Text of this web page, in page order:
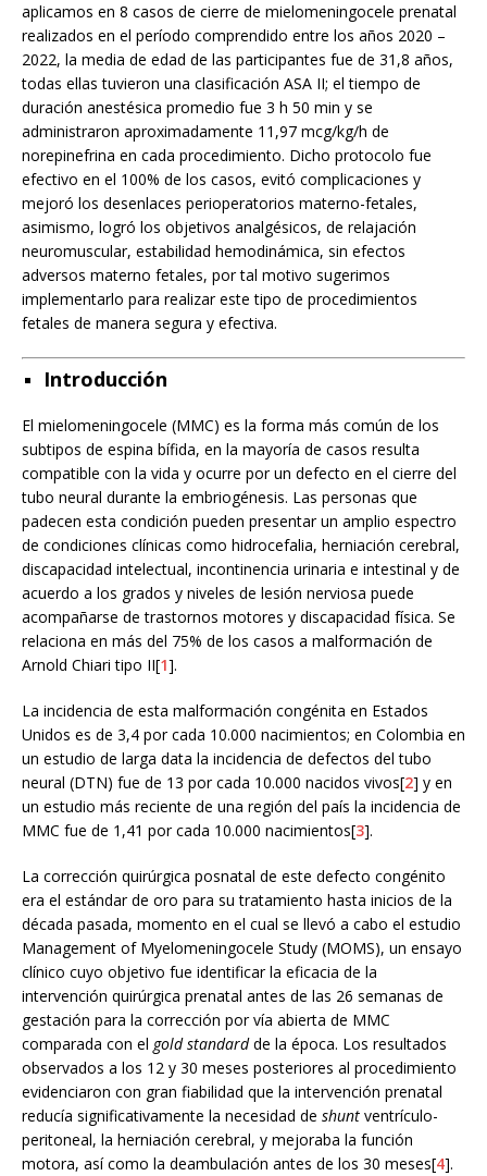
aplicamos en 8 casos de cierre de mielomeningocele prenatal
realizados en el período comprendido entre los años 2020 –
2022, la media de edad de las participantes fue de 31,8 años,
todas ellas tuvieron una clasificación ASA II; el tiempo de
duración anestésica promedio fue 3 h 50 min y se
administraron aproximadamente 11,97 mcg/kg/h de
norepinefrina en cada procedimiento. Dicho protocolo fue
efectivo en el 100% de los casos, evitó complicaciones y
mejoró los desenlaces perioperatorios materno-fetales,
asimismo, logró los objetivos analgésicos, de relajación
neuromuscular, estabilidad hemodinámica, sin efectos
adversos materno fetales, por tal motivo sugerimos
implementarlo para realizar este tipo de procedimientos
fetales de manera segura y efectiva.
Introducción
El mielomeningocele (MMC) es la forma más común de los
subtipos de espina bífida, en la mayoría de casos resulta
compatible con la vida y ocurre por un defecto en el cierre del
tubo neural durante la embriogénesis. Las personas que
padecen esta condición pueden presentar un amplio espectro
de condiciones clínicas como hidrocefalia, herniación cerebral,
discapacidad intelectual, incontinencia urinaria e intestinal y de
acuerdo a los grados y niveles de lesión nerviosa puede
acompañarse de trastornos motores y discapacidad física. Se
relaciona en más del 75% de los casos a malformación de
Arnold Chiari tipo II[1].
La incidencia de esta malformación congénita en Estados
Unidos es de 3,4 por cada 10.000 nacimientos; en Colombia en
un estudio de larga data la incidencia de defectos del tubo
neural (DTN) fue de 13 por cada 10.000 nacidos vivos[2] y en
un estudio más reciente de una región del país la incidencia de
MMC fue de 1,41 por cada 10.000 nacimientos[3].
La corrección quirúrgica posnatal de este defecto congénito
era el estándar de oro para su tratamiento hasta inicios de la
década pasada, momento en el cual se llevó a cabo el estudio
Management of Myelomeningocele Study (MOMS), un ensayo
clínico cuyo objetivo fue identificar la eficacia de la
intervención quirúrgica prenatal antes de las 26 semanas de
gestación para la corrección por vía abierta de MMC
comparada con el gold standardde la época. Los resultados
observados a los 12 y 30 meses posteriores al procedimiento
evidenciaron con gran fiabilidad que la intervención prenatal
reducía significativamente la necesidad de shunt ventrículo-
peritoneal, la herniación cerebral, y mejoraba la función
motora, así como la deambulación antes de los 30 meses[4].